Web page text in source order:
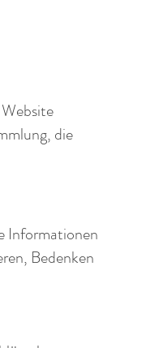
die
Informationen
Bedenken